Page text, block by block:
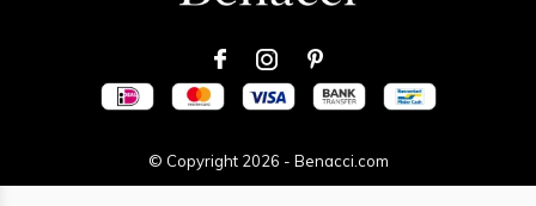
© Copyright 2026 - Benacci.com